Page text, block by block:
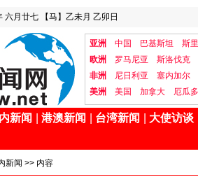
六月廿七 【马】乙未月 乙卯日
亚洲 中国 巴基斯坦
斯
欧洲
罗马尼亚
斯洛伐克
非洲
尼日利亚
塞内加尔
美洲
美国 加拿大 厄瓜
新闻 港澳新闻 台湾新闻 大使访谈
新闻 >> 内容